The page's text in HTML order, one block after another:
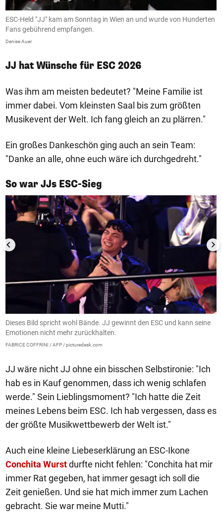
ESC-Held "JJ" kam am Sonntag in Wien an und wurde von Hunderten
Fans gebührend empfangen.
Denise Auer
JJ hat Wünsche für ESC 2026
Was ihm am meisten bedeutet? "Meine Familie ist
immer dabei. Vom kleinsten Saal bis zum größten
Musikevent der Welt. Ich fang gleich an zu plärren."
Ein großes Dankeschön ging auch an sein Team:
"Danke an alle, ohne euch wäre ich durchgedreht."
So war JJs ESC-Sieg
1/11
Dieses Bild spricht wohl Bände. JJ gewinnt den ESC und kann seine
Emotionen nicht mehr zurückhalten.
FABRICE COFFRINI / AFP / picturedesk.com
JJ wäre nicht JJ ohne ein bisschen Selbstironie: "Ich
hab es in Kauf genommen, dass ich wenig schlafen
werde." Sein Lieblingsmoment? "Ich hatte die Zeit
meines Lebens beim ESC. Ich hab vergessen, dass es
der größte Musikwettbewerb der Welt ist."
Auch eine kleine Liebeserklärung an ESC-Ikone
Conchita Wurstdurfte nicht fehlen: "Conchita hat mir
immer Rat gegeben, hat immer gesagt ich soll die
Zeit genießen. Und sie hat mich immer zum Lachen
gebracht. Sie war meine Mutti."